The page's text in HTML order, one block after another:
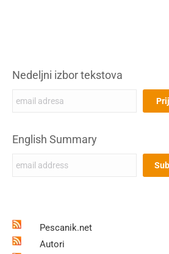
Nedeljni izbor tekstova
English Summary
Pescanik.net
Autori